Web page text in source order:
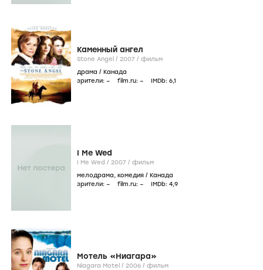
Каменный ангел
Stone Angel / 2007 / фильм
драма / Канада
зрители: – film.ru: – IMDb: 6,1
I Me Wed
I Me Wed / 2007 / фильм
мелодрама, комедия / Канада
зрители: – film.ru: – IMDb: 4,9
Мотель «Ниагара»
Niagara Motel / 2006 / фильм